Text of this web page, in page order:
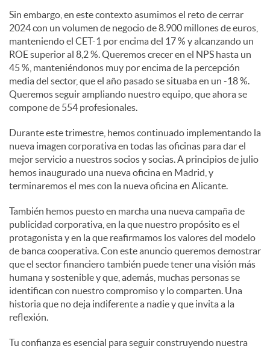
Sin embargo, en este contexto asumimos el reto de cerrar
2024 con un volumen de negocio de 8.900 millones de euros,
manteniendo el CET-1 por encima del 17 % y alcanzando un
ROE superior al 8,2 %. Queremos crecer en el NPS hasta un
45 %, manteniéndonos muy por encima de la percepción
media del sector, que el año pasado se situaba en un -18 %.
Queremos seguir ampliando nuestro equipo, que ahora se
compone de 554 profesionales.
Durante este trimestre, hemos continuado implementando la
nueva imagen corporativa en todas las oficinas para dar el
mejor servicio a nuestros socios y socias. A principios de julio
hemos inaugurado una nueva oficina en Madrid, y
terminaremos el mes con la nueva oficina en Alicante.
También hemos puesto en marcha una nueva campaña de
publicidad corporativa, en la que nuestro propósito es el
protagonista y en la que reafirmamos los valores del modelo
de banca cooperativa. Con este anuncio queremos demostrar
que el sector financiero también puede tener una visión más
humana y sostenible y que, además, muchas personas se
identifican con nuestro compromiso y lo comparten. Una
historia que no deja indiferente a nadie y que invita a la
reflexión.
Tu confianza es esencial para seguir construyendo nuestra